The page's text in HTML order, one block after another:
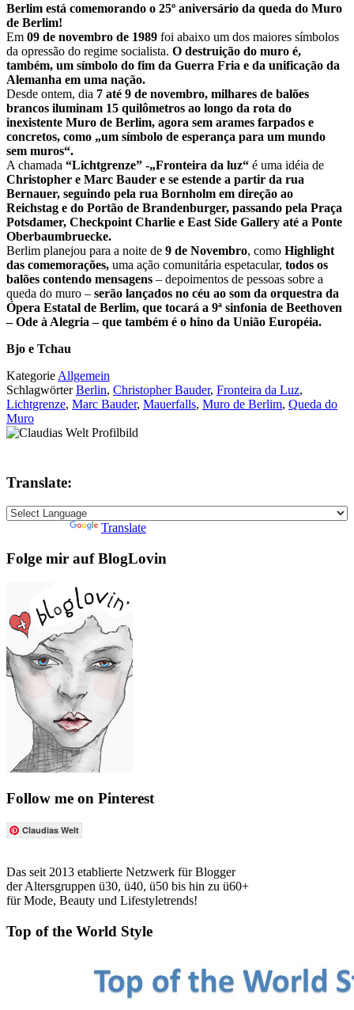
Berlim está comemorando o 25º aniversário da queda do Muro
de Berlim!
Em 09 de novembro de 1989 foi abaixo um dos maiores símbolos
da opressão do regime socialista. O destruição do muro é,
também, um símbolo do fim da Guerra Fria e da unificação da
Alemanha em uma nação.
Desde ontem, dia 7 até 9 de novembro, milhares de balões
brancos iluminam 15 quilômetros ao longo da rota do
inexistente Muro de Berlim, agora sem arames farpados e
concretos, como „um símbolo de esperança para um mundo
sem muros“.
A chamada “Lichtgrenze” -„Fronteira da luz“ é uma idéia de
Christopher e Marc Bauder e se estende a partir da rua
Bernauer, seguindo pela rua Bornholm em direção ao
Reichstag e do Portão de Brandenburger, passando pela Praça
Potsdamer, Checkpoint Charlie e East Side Gallery até a Ponte
Oberbaumbruecke.
Berlim planejou para a noite de 9 de Novembro, como Highlight
das comemorações, uma ação comunitária espetacular, todos os
balões contendo mensagens – depoimentos de pessoas sobre a
queda do muro – serão lançados no céu ao som da orquestra da
Ópera Estatal de Berlim, que tocará a 9ª sinfonia de Beethoven
– Ode à Alegria – que também é o hino da União Européia.
Bjo e Tchau
Kategorie Allgemein
SchlagwörterBerlin, Christopher Bauder, Fronteira da Luz,
Lichtgrenze, Marc Bauder, Mauerfalls, Muro de Berlim, Queda do
Muro
Translate:
Translate
Folge mir auf BlogLovin
Follow me on Pinterest
Claudias Welt
Das seit 2013 etablierte Netzwerk für Blogger
der Altersgruppen ü30, ü40, ü50 bis hin zu ü60+
für Mode, Beauty und Lifestyletrends!
Top of the World Style